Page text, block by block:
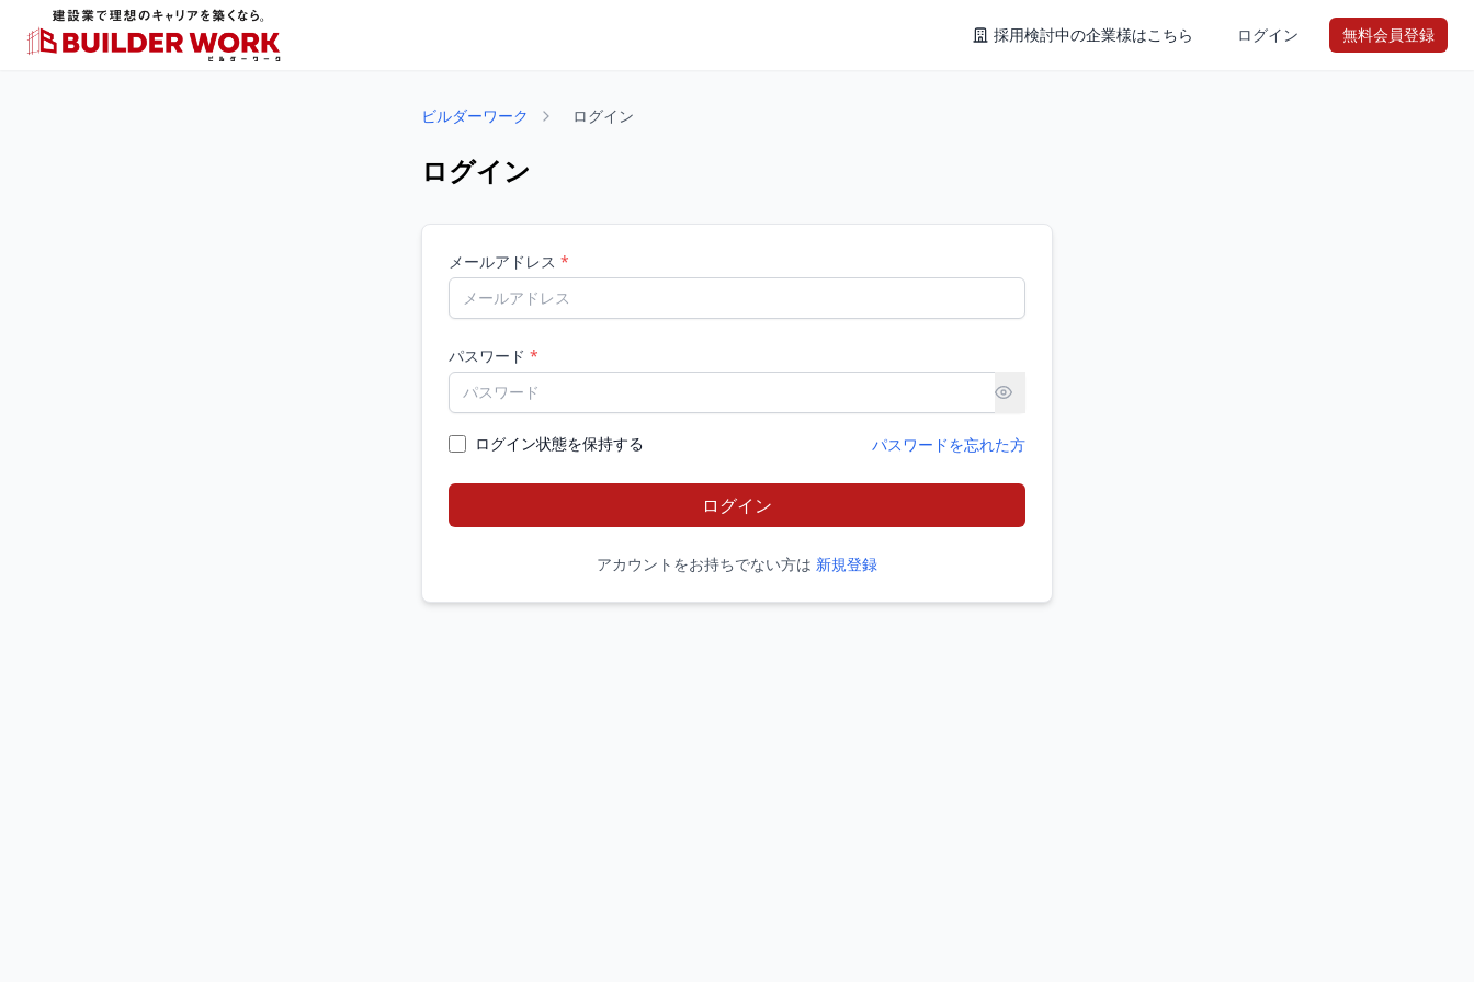
採用検討中の企業様はこちら ログイン 無料会員登録
ビルダーワーク ログイン
ログイン
メールアドレス *
パスワード *
パスワードを忘れた方
ログイン状態を保持する
ログイン
アカウントをお持ちでない方は 新規登録